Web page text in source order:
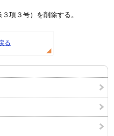
項３号）を削除する。
る